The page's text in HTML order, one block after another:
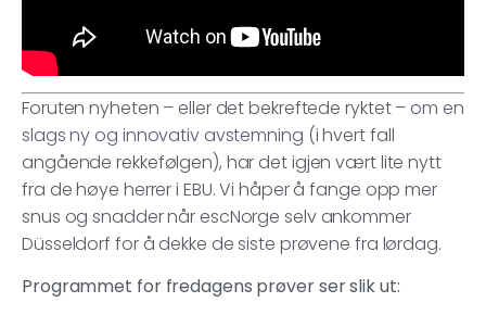
Foruten nyheten – eller det bekreftede ryktet – om en
slags ny og innovativ avstemning (i hvert fall
angående rekkefølgen), har det igjen vært lite nytt
fra de høye herrer i EBU. Vi håper å fange opp mer
snus og snadder når escNorge selv ankommer
Düsseldorf for å dekke de siste prøvene fra lørdag.
Programmet for fredagens prøver ser slik ut: